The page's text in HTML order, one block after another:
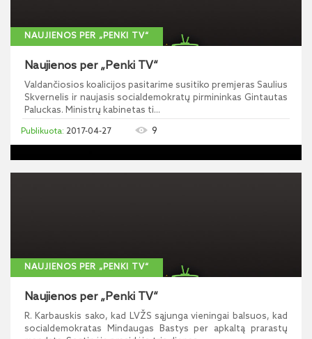
NAUJIENOS PER „PENKI TV“
Naujienos per „Penki TV“
Valdančiosios koalicijos pasitarime susitiko premjeras Saulius
Skvernelis ir naujasis socialdemokratų pirmininkas Gintautas
Paluckas. Ministrų kabinetas ti...
2017-04-27 9
NAUJIENOS PER „PENKI TV“
Naujienos per „Penki TV“
R. Karbauskis sako, kad LVŽS sąjunga vieningai balsuos, kad
socialdemokratas Mindaugas Bastys per apkaltą prarastų